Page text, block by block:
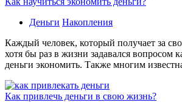
Деньги Накопления
Каждый человек, который получает за
хотя бы раз в жизни задавался вопросом
деньги экономить. Также многим
Как привлечь деньги в свою жизнь?